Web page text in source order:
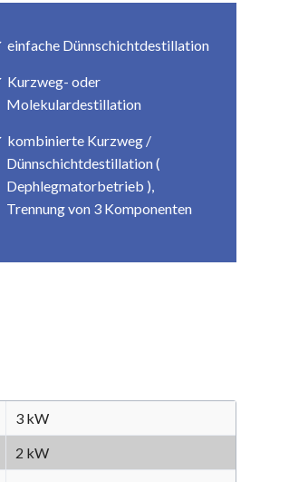
einfache Dünnschichtdestillation
Kurzweg- oder
Molekulardestillation
kombinierte Kurzweg /
Dünnschichtdestillation (
Dephlegmatorbetrieb ),
Trennung von 3 Komponenten
3 kW
2 kW